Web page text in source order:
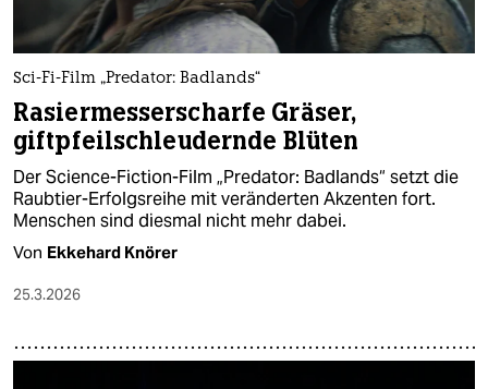
Sci-Fi-Film „Predator: Badlands“
Rasiermesserscharfe Gräser,
giftpfeilschleudernde Blüten
Der Science-Fiction-Film „Predator: Badlands“ setzt die
Raubtier-Erfolgsreihe mit veränderten Akzenten fort.
Menschen sind diesmal nicht mehr dabei.
Von Ekkehard Knörer
25.3.2026